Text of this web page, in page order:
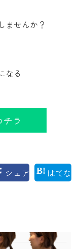
ませんか？
なる
ラ
シェア はてな